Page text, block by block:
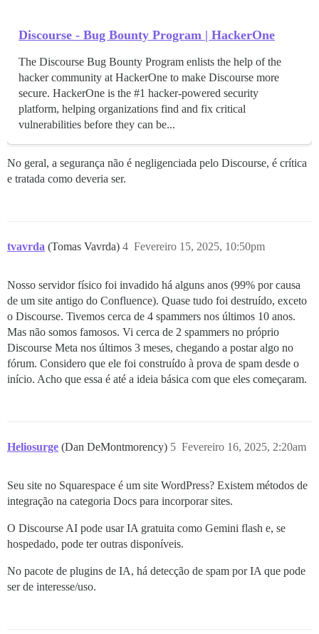
Discourse - Bug Bounty Program | HackerOne
The Discourse Bug Bounty Program enlists the help of the
hacker community at HackerOne to make Discourse more
secure. HackerOne is the #1 hacker-powered security
platform, helping organizations find and fix critical
vulnerabilities before they can be...
No geral, a segurança não é negligenciada pelo Discourse, é crítica
e tratada como deveria ser.
tvavrda (Tomas Vavrda) Fevereiro 15, 2025, 10:50pm
4
Nosso servidor físico foi invadido há alguns anos (99% por causa
de um site antigo do Confluence). Quase tudo foi destruído, exceto
o Discourse. Tivemos cerca de 4 spammers nos últimos 10 anos.
Mas não somos famosos. Vi cerca de 2 spammers no próprio
Discourse Meta nos últimos 3 meses, chegando a postar algo no
fórum. Considero que ele foi construído à prova de spam desde o
início. Acho que essa é até a ideia básica com que eles começaram.
Heliosurge (Dan DeMontmorency) Fevereiro 16, 2025, 2:20am
5
Seu site no Squarespace é um site WordPress? Existem métodos de
integração na categoria Docs para incorporar sites.
O Discourse AI pode usar IA gratuita como Gemini flash e, se
hospedado, pode ter outras disponíveis.
No pacote de plugins de IA, há detecção de spam por IA que pode
ser de interesse/uso.